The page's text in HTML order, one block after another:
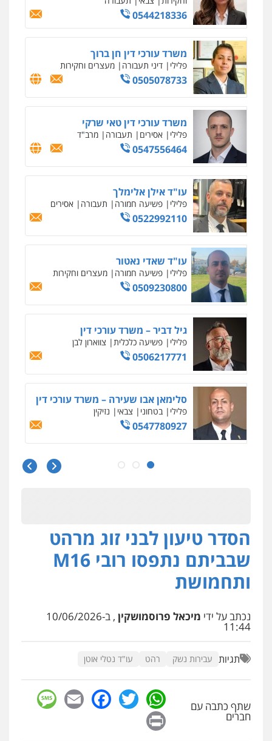
0544218336
משרד עורכי דין חן ברוך
פלילי דיני תעבורה מעצרים וחקירות
0505078733
משרד עורכי דין טאי שרקי
פלילי אסירים תעבורה מרב"ד
0547556464
עו"ד אילן אלימלך
פלילי פשיעה חמורה תעבורה אסירים
0522992110
עו"ד שאדי נאטור
פלילי פשיעה חמורה מעצרים וחקירות
0509230800
גיל דביר – משרד עורכי דין
פלילי פשיעה כלכלית צווארון לבן
0506217771
סלימאן אבו שעירה – משרד עורכי דין
פלילי בטחוני צבאי נזיקין
0547780927
עו"ד אסף גונן
מעצרים
גל דהן – משרד עורך דין פלילי
פלילי פשיעה חמורה סמים מעצרים
וחקירות
0544723840
פלילי עורכי דין לענייני אסירים מעצרים
סמים רכוש
כלכלי עורכי דין לענייני אסירים
0525060666
הסדר טיעון לבני זוג מרהט
שבביתם נתפסו רובי M16
ותחמושת
נכתב על ידי מיכאל פרוסמושקין , ב-10/06/2026
11:44
תגיות עבירות נשק רהט עו"ד נטלי אוטן
שתף כתבה עם
חברים
WhatsApp
Twitter
Facebook
Email